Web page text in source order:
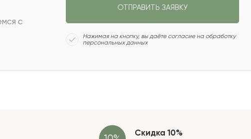
2022-03-22
2022-03-13
с
ОТПРАВИТЬ ЗАЯВКУ
Нажимая на кнопку, вы даёте согласие на обработку
персональных данных
Скидка 10%